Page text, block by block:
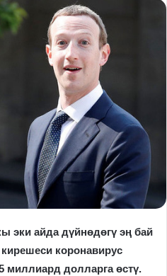
эки айда дүйнөдөгү эң бай
коронавирус
миллиард долларга өстү.